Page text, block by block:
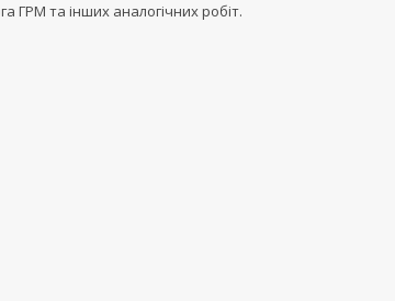
ГРМ та інших аналогічних робіт.